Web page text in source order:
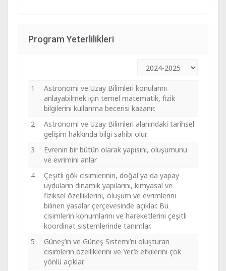
Program Yeterlilikleri
1
Astronomi ve Uzay Bilimleri konularını
anlayabilmek için temel matematik, fizik
bilgilerini kullanma becerisi kazanır.
2
Astronomi ve Uzay Bilimleri alanındaki tarihsel
gelişim hakkında bilgi sahibi olur.
3
Evrenin bir bütün olarak yapısını, oluşumunu
ve evrimini anlar
4
Çeşitli gök cisimlerinin, doğal ya da yapay
uyduların dinamik yapılarını, kimyasal ve
fiziksel özelliklerini, oluşum ve evrimlerini
bilinen yasalar çerçevesinde açıklar. Bu
cisimlerin konumlarını ve hareketlerini çeşitli
koordinat sistemlerinde tanımlar.
5
Güneş’in ve Güneş Sistemi’ni oluşturan
cisimlerin özelliklerini ve Yer’e etkilerini çok
yönlü açıklar.